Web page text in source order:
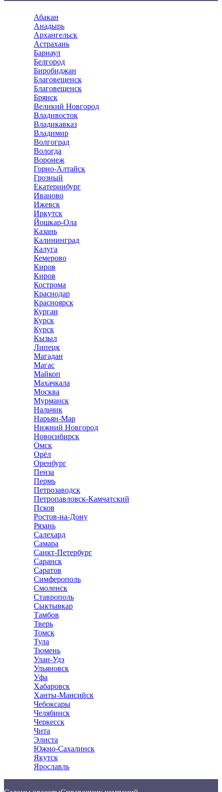
Абакан
Анадырь
Архангельск
Астрахань
Барнаул
Белгород
Биробиджан
Благовещенск
Благовещенск
Брянск
Великий Новгород
Владивосток
Владикавказ
Владимир
Волгоград
Вологда
Воронеж
Горно-Алтайск
Грозный
Екатеринбург
Иваново
Ижевск
Иркутск
Йошкар-Ола
Казань
Калининград
Калуга
Кемерово
Киров
Киров
Кострома
Краснодар
Красноярск
Курган
Курск
Курск
Кызыл
Липецк
Магадан
Магас
Майкоп
Махачкала
Москва
Мурманск
Нальчик
Нарьян-Мар
Нижний Новгород
Новосибирск
Омск
Орёл
Оренбург
Пенза
Пермь
Петрозаводск
Петропавловск-Камчатский
Псков
Ростов-на-Дону
Рязань
Салехард
Самара
Санкт-Петербург
Саранск
Саратов
Симферополь
Смоленск
Ставрополь
Сыктывкар
Тамбов
Тверь
Томск
Тула
Тюмень
Улан-Удэ
Ульяновск
Уфа
Хабаровск
Ханты-Мансийск
Чебоксары
Челябинск
Черкесск
Чита
Элиста
Южно-Сахалинск
Якутск
Ярославль